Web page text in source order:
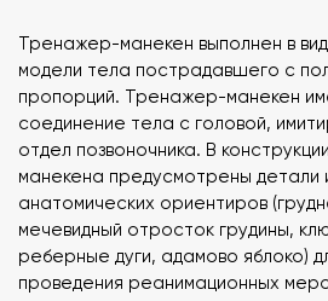
Тренажер-манекен выполнен в
модели тела пострадавшего с
пропорций. Тренажер-манекен
соединение тела с головой,
отдел позвоночника. В
манекена предусмотрены детали
анатомических ориентиров
мечевидный отросток грудины,
реберные дуги, адамово яблоко)
проведения реанимационных